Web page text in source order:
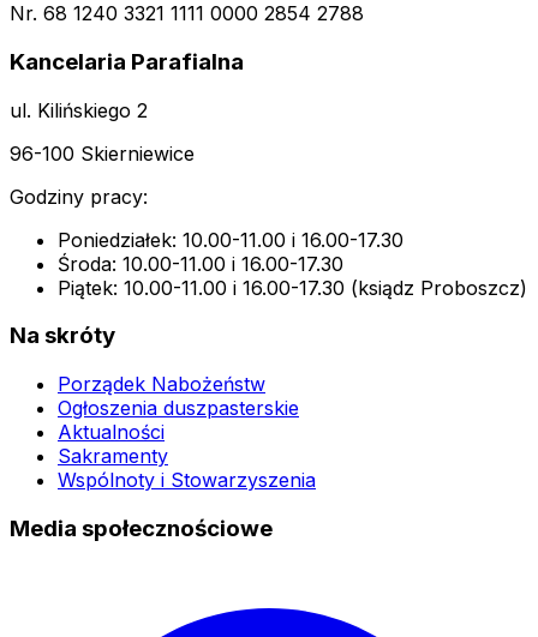
Nr. 68 1240 3321 1111 0000 2854 2788
Kancelaria Parafialna
ul. Kilińskiego 2
96-100 Skierniewice
Godziny pracy:
Poniedziałek: 10.00-11.00 i 16.00-17.30
Środa: 10.00-11.00 i 16.00-17.30
Piątek: 10.00-11.00 i 16.00-17.30 (ksiądz Proboszcz)
Na skróty
Porządek Nabożeństw
Ogłoszenia duszpasterskie
Aktualności
Sakramenty
Wspólnoty i Stowarzyszenia
Media społecznościowe